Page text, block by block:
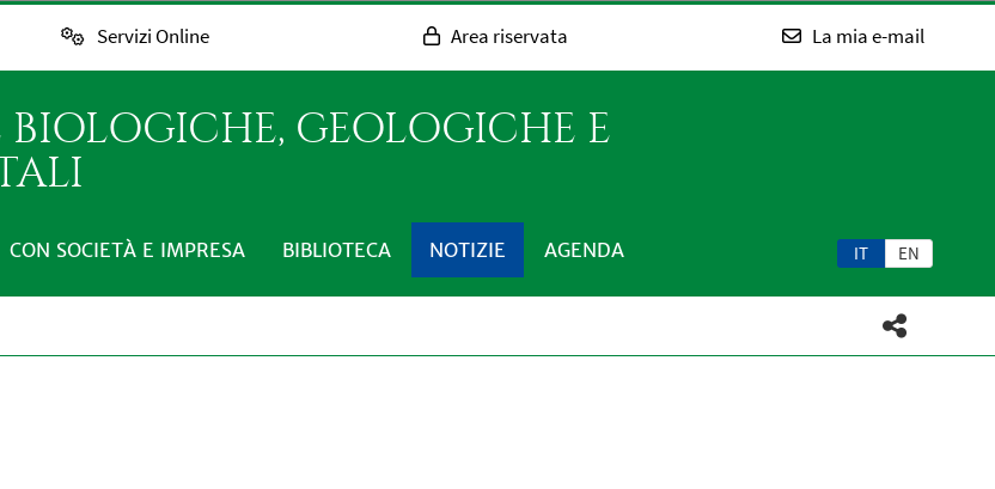
Servizi Online Area riservata La mia e-mail
BIOLOGICHE, GEOLOGICHE E
IT EN
CON SOCIETÀ E IMPRESA BIBLIOTECA NOTIZIE AGENDA